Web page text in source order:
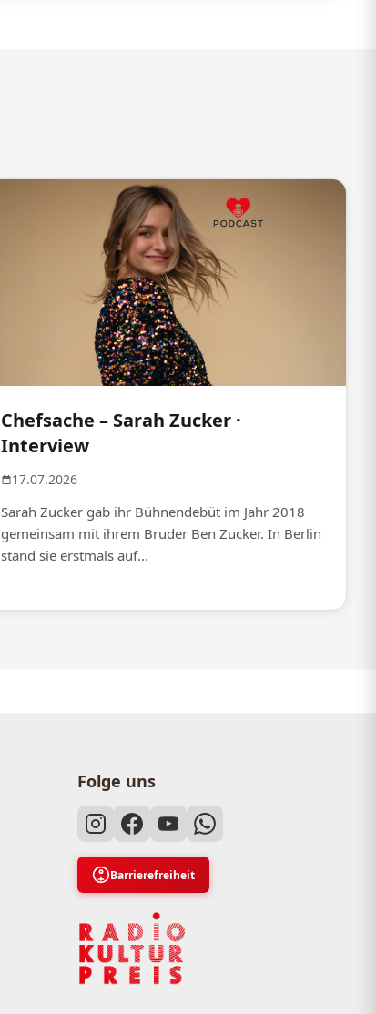
Chefsache – Sarah Zucker ·
Interview
17.07.2026
Sarah Zucker gab ihr Bühnendebüt im Jahr 2018
gemeinsam mit ihrem Bruder Ben Zucker. In Berlin
stand sie erstmals auf...
Folge uns
Barrierefreiheit